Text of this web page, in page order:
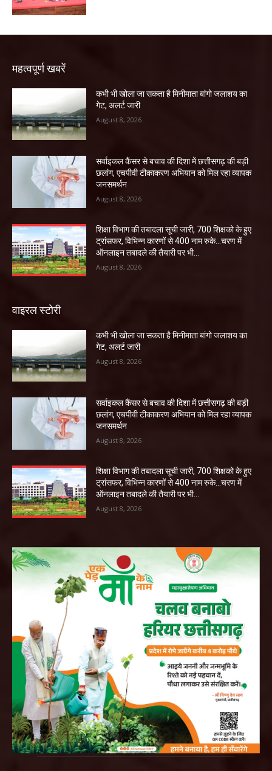
महत्वपूर्ण खबरें
कभी भी खोला जा सकता है मिनीमाता बांगो जलाशय का
गेट, अलर्ट जारी
August 8, 2026
सर्वाइकल कैंसर से बचाव की दिशा में छत्तीसगढ़ की बड़ी
छलांग, एचपीवी टीकाकरण अभियान को मिल रहा व्यापक
जनसमर्थन
August 8, 2026
शिक्षा विभाग की तबादला सूची जारी, 700 शिक्षको के हुए
ट्रांसफर, विभिन्न कारणों से 400 नाम रुके…चरण में
ऑनलाइन तबादले की तैयारी पर भी...
August 8, 2026
वाइरल स्टोरी
कभी भी खोला जा सकता है मिनीमाता बांगो जलाशय का
गेट, अलर्ट जारी
August 8, 2026
सर्वाइकल कैंसर से बचाव की दिशा में छत्तीसगढ़ की बड़ी
छलांग, एचपीवी टीकाकरण अभियान को मिल रहा व्यापक
जनसमर्थन
August 8, 2026
शिक्षा विभाग की तबादला सूची जारी, 700 शिक्षको के हुए
ट्रांसफर, विभिन्न कारणों से 400 नाम रुके…चरण में
ऑनलाइन तबादले की तैयारी पर भी...
August 8, 2026